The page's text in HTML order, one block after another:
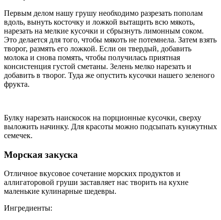
Первым делом нашу грушу необходимо разрезать пополам
вдоль, вынуть косточку и ложкой вытащить всю мякоть,
нарезать на мелкие кусочки и сбрызнуть лимонным соком.
Это делается для того, чтобы мякоть не потемнела. Затем взять
творог, размять его ложкой. Если он твердый, добавить
молока и снова помять, чтобы получилась приятная
консистенция густой сметаны. Зелень мелко нарезать и
добавить в творог. Туда же опустить кусочки нашего зеленого
фрукта.
Булку нарезать наискосок на порционные кусочки, сверху
выложить начинку. Для красоты можно подсыпать кунжутных
семечек.
Морская закуска
Отличное вкусовое сочетание морских продуктов и
аллигаторовой груши заставляет нас творить на кухне
маленькие кулинарные шедевры.
Ингредиенты: